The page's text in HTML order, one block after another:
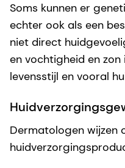
Soms kunnen er
echter ook als een
niet direct
en vochtigheid en
levensstijl en vooral
Dermatologen wijzen